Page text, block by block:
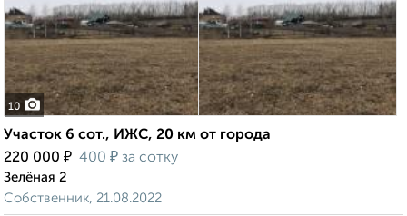
10
Участок 6 сот., ИЖС, 20 км от города
220 000 ₽ 400 ₽ за сотку
Зелёная 2
Собственник, 21.08.2022